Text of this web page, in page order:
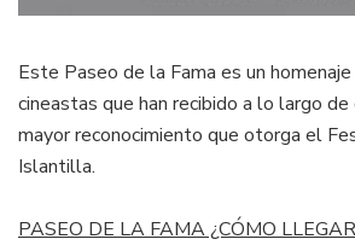
Este Paseo de la Fama es un
cineastas que han recibido a lo largo
mayor reconocimiento que otorga el
Islantilla.
PASEO DE LA FAMA ¿CÓMO